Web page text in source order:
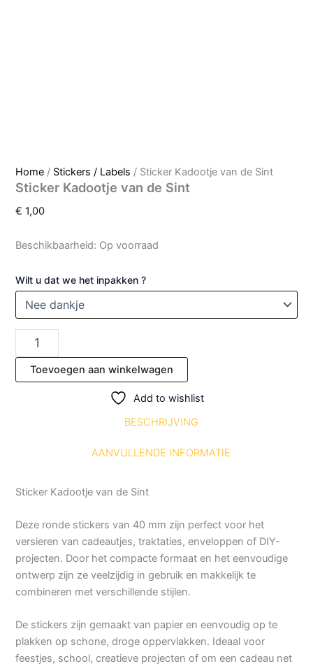
Home / Stickers / Labels / Sticker Kadootje van de Sint
Sticker Kadootje van de Sint
€ 1,00
Beschikbaarheid: Op voorraad
Wilt u dat we het inpakken ?
Toevoegen aan winkelwagen
Add to wishlist
BESCHRIJVING
AANVULLENDE INFORMATIE
Sticker Kadootje van de Sint
Deze ronde stickers van 40 mm zijn perfect voor het
versieren van cadeautjes, traktaties, enveloppen of DIY-
projecten. Door het compacte formaat en het eenvoudige
ontwerp zijn ze veelzijdig in gebruik en makkelijk te
combineren met verschillende stijlen.
De stickers zijn gemaakt van papier en eenvoudig op te
plakken op schone, droge oppervlakken. Ideaal voor
feestjes, school, creatieve projecten of om een cadeau net